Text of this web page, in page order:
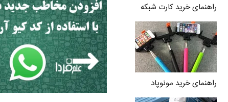
راهنمای خرید کارت شبکه
راهنمای خرید مونوپاد